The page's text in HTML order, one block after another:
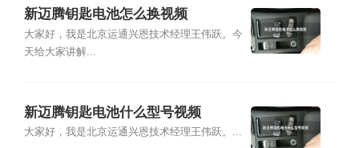
新迈腾钥匙电池怎么换视频
大家好，我是北京运通兴恩技术经理王伟跃。今
天给大家讲解...
新迈腾钥匙电池什么型号视频
大家好，我是北京运通兴恩技术经理王伟跃。...